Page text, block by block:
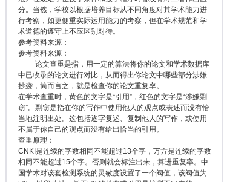
分。当然，学校以根据培养目标从不同角度对其学术能力进
行考察，如更侧重实际运用能力的考察，但在学术规范和学
术道德的遵守上不应区别对待。
参考资料来源：
参考资料来源：
论文查重是指，用一定的算法将你的论文和学术数据库
中已收录的论文进行对比，从而得出你论文中哪些部分涉嫌
抄袭，简而言之，就是检查你的论文重复率。
在学术查重时，黄色的文字是“引用”，红色的文字是“涉嫌剽
窃”。剽窃是指在你的写作中使用他人的观点或表述而没有恰
当地注明出处。这包括逐字复述、复制他人的写作，或使用
不属于你自己的观点而没有给出恰当的引用。
查重原理：
CNKI是连续的字数相同不能超过13个字，万方是连续的字数
相同不能超过15个字。否则就会标注出来，算进重复率。中
国学术对该套检测系统的灵敏度设置了一个阀值，该阀值为